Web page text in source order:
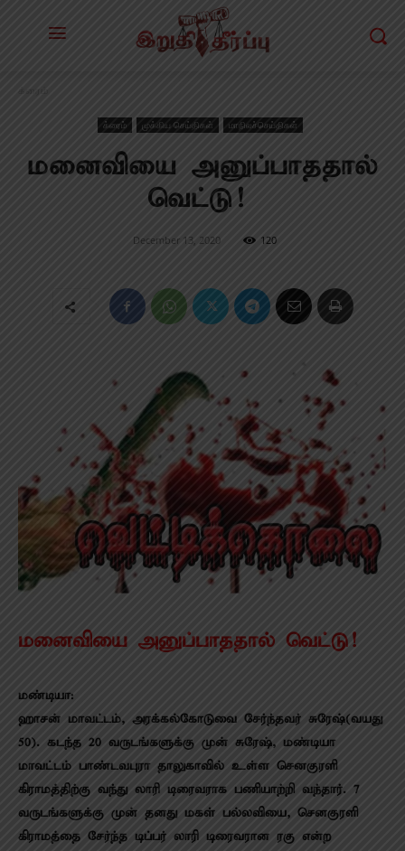
க்ரைம் முக்கிய செய்திகள் மாநிலச்செய்திகள்
மனைவியை அனுப்பாததால்
வெட்டு!
December 13, 2020 120
மனைவியை அனுப்பாததால் வெட்டு!
மண்டியா:
ஹாசன் மாவட்டம், அரக்கல்கோடுவை சேர்ந்தவர் சுரேஷ்(வயது
50). கடந்த 20 வருடங்களுக்கு முன் சுரேஷ், மண்டியா
மாவட்டம் பாண்டவபுரா தாலுகாவில் உள்ள செனகுரளி
கிராமத்திற்கு வந்து லாரி டிரைவராக பணியாற்றி வந்தார். 7
வருடங்களுக்கு முன் தனது மகள் பல்லவியை, செனகுரளி
கிராமத்தை சேர்ந்த டிப்பர் லாரி டிரைவரான ரகு என்ற